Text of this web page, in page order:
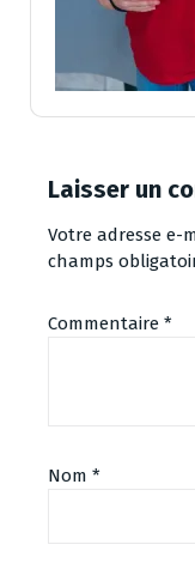
Laisser un
Votre adresse e-
champs
Commentaire *
Nom *